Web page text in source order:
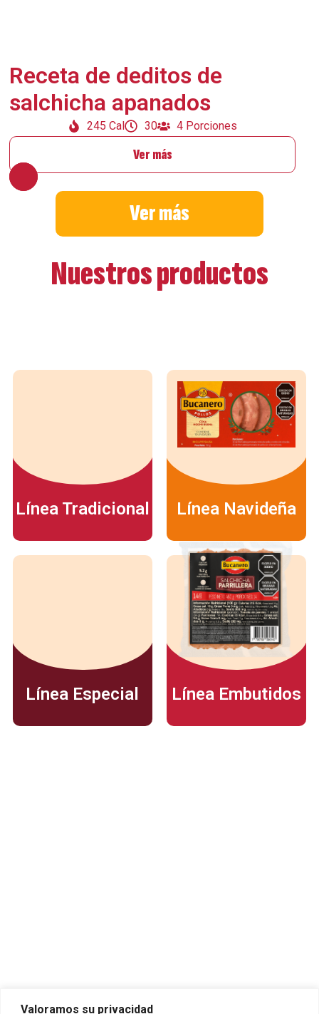
Valoramos su privacidad
Receta de deditos de
salchicha apanados
245 Cal 30 4 Porciones
Ver más
Ver más
Nuestros productos
Línea Tradicional Línea Navideña
Línea Especial Línea Embutidos
Productos